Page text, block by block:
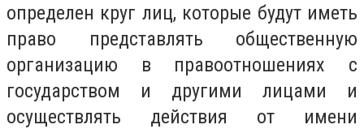
определен круг лиц, которые будут иметь
право представлять общественную
организацию в правоотношениях с
государством и другими лицами и
осуществлять действия от имени